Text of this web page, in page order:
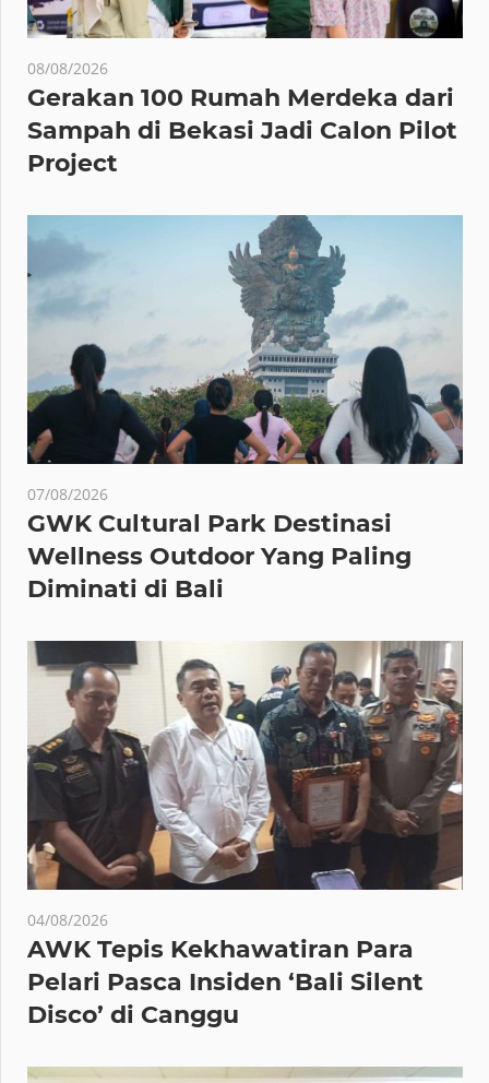
08/08/2026
Gerakan 100 Rumah Merdeka dari
Sampah di Bekasi Jadi Calon Pilot
Project
07/08/2026
GWK Cultural Park Destinasi
Wellness Outdoor Yang Paling
Diminati di Bali
04/08/2026
AWK Tepis Kekhawatiran Para
Pelari Pasca Insiden ‘Bali Silent
Disco’ di Canggu